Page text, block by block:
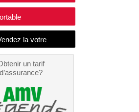
un tarif
d’assurance?